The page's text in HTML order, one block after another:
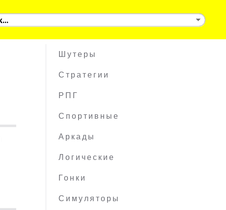
Шутеры
Стратегии
РПГ
Спортивные
Аркады
Логические
Гонки
Симуляторы